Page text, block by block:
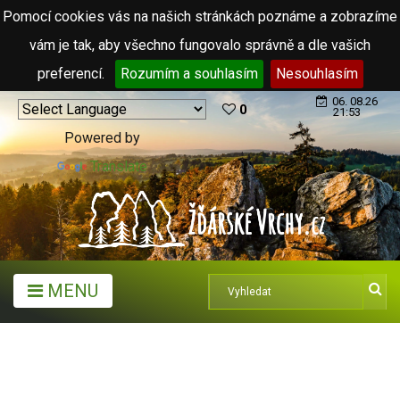
Pomocí cookies vás na našich stránkách poznáme a zobrazíme
vám je tak, aby všechno fungovalo správně a dle vašich
preferencí.
Rozumím a souhlasím Nesouhlasím
Powered by
Translate
0
06. 08.26
21:53
MENU